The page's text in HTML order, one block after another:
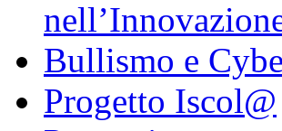
Bullismo e
Progetto Iscol@